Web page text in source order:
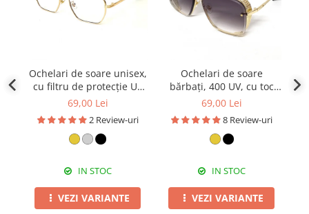
Ochelari de soare unisex,
cu filtru de protecție UV
400, cu toc cadou, OSX25
69,00 Lei
2 Review-uri
IN STOC
VEZI VARIANTE
Ochelari de soare
bărbați, 400 UV, cu toc
cadou, OSB04
69,00 Lei
8 Review-uri
IN STOC
VEZI VARIANTE